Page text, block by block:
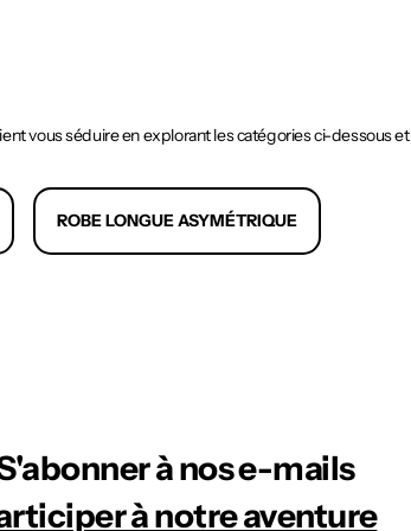
vous séduire en explorant les catégories ci-dessous et
ROBE LONGUE ASYMÉTRIQUE
à nos e-mails
à notre aventure